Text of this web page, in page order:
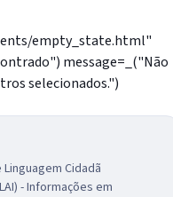
empty_state.html"
message=_("Não
selecionados.")
Cidadã
- Informações em